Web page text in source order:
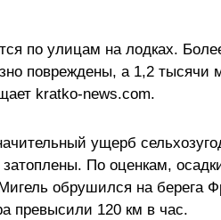
по улицам на лодках.
повреждены, а 1,2
kratko-news.com.
ущерб
По оценкам,
обрушился на берега
превысили 120 км в час.